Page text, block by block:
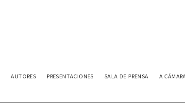
AUTORES PRESENTACIONES SALA DE PRENSA A